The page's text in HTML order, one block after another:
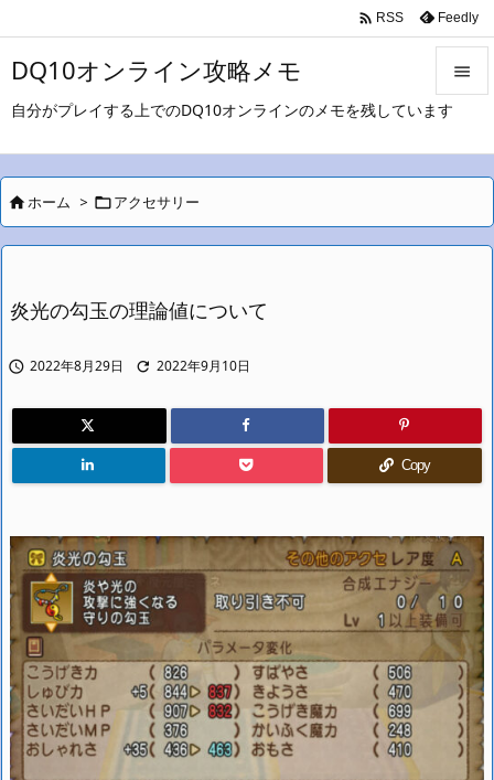
DQ10オンライン攻略メモ
自分がプレイする上でのDQ10オンラインのメモを残しています



 RSS Feedly
ホーム > アクセサリー
炎光の勾玉の理論値について
 2022年8月29日  2022年9月10日
Copy